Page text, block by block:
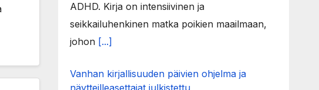
ADHD. Kirja on intensiivinen ja
seikkailuhenkinen matka poikien maailmaan,
johon [...]
Vanhan kirjallisuuden päivien ohjelma ja
näytteilleasettajat julkistettu